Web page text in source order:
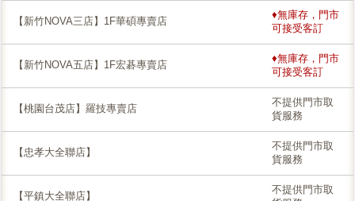
【新竹NOVA三店】1F華碩專賣店
♦無庫存，門市
可接受客訂
【新竹NOVA五店】1F宏碁專賣店
♦無庫存，門市
可接受客訂
【桃園台茂店】羅技專賣店
不提供門市取
貨服務
【忠孝大全聯店】
不提供門市取
貨服務
【平鎮大全聯店】
不提供門市取